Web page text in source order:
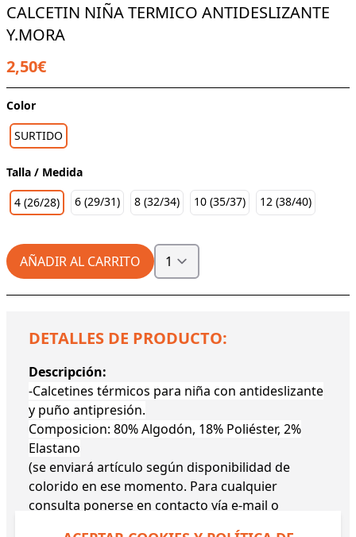
CALCETIN NIÑA TERMICO ANTIDESLIZANTE
Y.MORA
2,50€
Color
SURTIDO
Talla / Medida
4 (26/28)
6 (29/31) 8 (32/34) 10 (35/37) 12 (38/40)
AÑADIR AL CARRITO
DETALLES DE PRODUCTO:
Descripción:
-Calcetines térmicos para niña con antideslizante
y puño antipresión.
Composicion: 80% Algodón, 18% Poliéster, 2%
Elastano
(se enviará artículo según disponibilidad de
colorido en ese momento. Para cualquier
consulta ponerse en contacto vía e-mail o